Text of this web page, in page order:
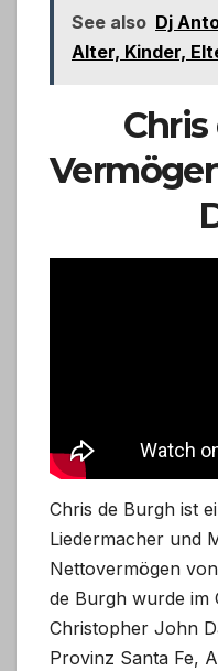
See also Dj
Alter, Kinder,
Chris de Burgh ist
Liedermacher und
Nettovermögen
de Burgh wurde im
Christopher John
Provinz Santa Fe,